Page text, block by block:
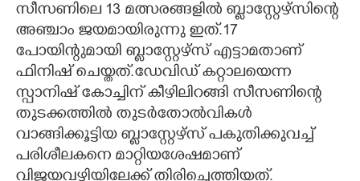
സീസണിലെ 13 മത്സരങ്ങളിൽ ബ്ളാസ്റ്റേഴ്സിന്റെ
അഞ്ചാം ജയമായിരുന്നു ഇത്.17
പോയിന്റുമായി ബ്ളാസ്റ്റേഴ്സ് എട്ടാമതാണ്
ഫിനിഷ് ചെയ്തത്.ഡേവിഡ് കറ്റാലയെന്ന
സ്പാനിഷ് കോച്ചിന് കീഴിലിറങ്ങി സീസണിന്റെ
തുടക്കത്തിൽ തുടർതോൽവികൾ
വാങ്ങിക്കൂട്ടിയ ബ്ളാസ്റ്റേഴ്സ് പകുതിക്കുവച്ച്
പരിശീലകനെ മാറ്റിയശേഷമാണ്